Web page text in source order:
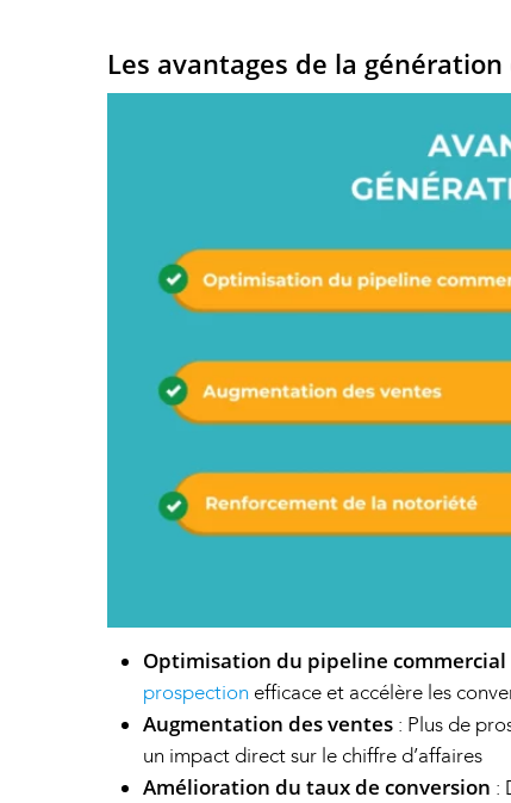
Les avantages de la génération
Optimisation du pipeline commercial
prospection efficace et accélère les
Augmentation des ventes : Plus de
un impact direct sur le chiffre d’affaires
Amélioration du taux de conversion :